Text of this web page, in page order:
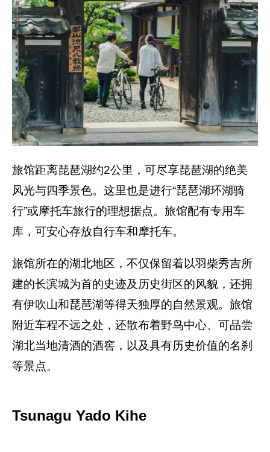
旅馆距离琵琶湖约2公里，可尽享琵琶湖的绝美
风光与四季景色。这里也是进行“琵琶湖环湖骑
行”或摩托车旅行的理想据点。旅馆配有专用车
库，可安心存放自行车和摩托车。
旅馆所在的湖北地区，不仅保留着以羽柴秀吉所
建的长滨城为首的史迹及历史街区的风貌，还拥
有伊吹山和琵琶湖等得天独厚的自然景观。旅馆
附近车程不远之处，还散布着野鸟中心、可品尝
湖北当地清酒的酒窖，以及具有历史价值的名刹
等景点。
Tsunagu Yado Kihe